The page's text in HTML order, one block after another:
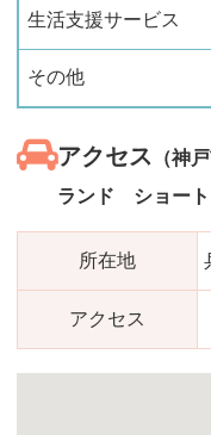
生活支援サービス
その他
アクセス
（神
ランド ショート
所在地
アクセス